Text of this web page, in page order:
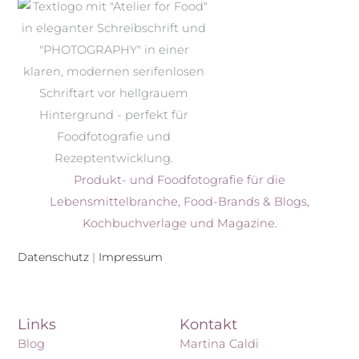
Links
Blog
Produkt- und Foodfotografie für die
Lebensmittelbranche, Food-Brands & Blogs,
Kochbuchverlage und Magazine.
Datenschutz | Impressum
s
t
a
Kontakt
Martina Caldi